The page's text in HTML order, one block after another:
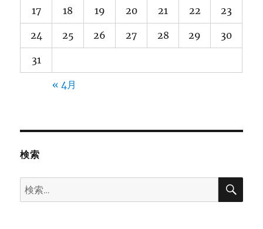
17 18 19 20 21 22 23
24 25 26 27 28 29 30
31
« 4月
検索
検
索:
検